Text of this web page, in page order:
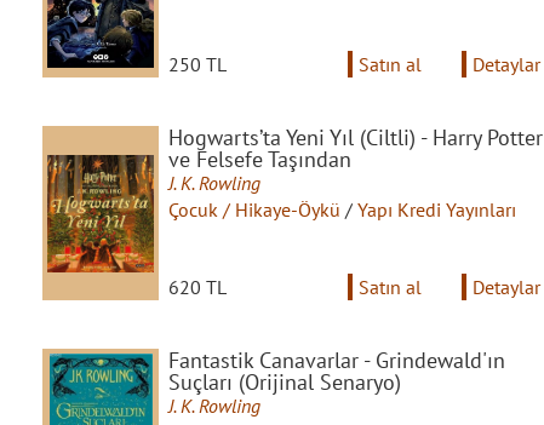
250 TL Satın al Detaylar
Hogwarts’ta Yeni Yıl (Ciltli) - Harry Potter
ve Felsefe Taşından
J. K. Rowling
Çocuk / Hikaye-Öykü / Yapı Kredi Yayınları
620 TL Satın al Detaylar
Fantastik Canavarlar - Grindewald'ın
Suçları (Orijinal Senaryo)
J. K. Rowling